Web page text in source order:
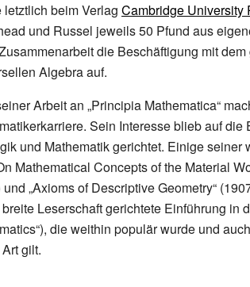
letztlich beim Verlag Cambridge University
und Russel jeweils 50 Pfund aus
die Beschäftigung mit
Algebra auf.
Arbeit an „Principia Mathematica“
Sein Interesse blieb auf
und Mathematik gerichtet. Einige
Mathematical Concepts of the Material
und „Axioms of Descriptive Geometry“
Leserschaft gerichtete Einführung in
die weithin populär wurde und
gilt.